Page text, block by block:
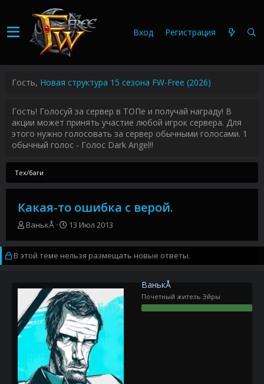
Вход Регистрация
Гость, Новая структура 15 сезона FW-Free (2026)
Гость! Голосуй за сервер в ТОПе и получай награду! В
акции может принять участие любой игрок сервера. Для
этого нужно голосовать за сервер обычными голосами. 1
обычный голос - Голос Dark Angel!!
Тех/баги
Какая-то ошибка с верой.
А
т
о
р
е
ы
ВанькÅ
Д
т
а
н
ч
а
л
а
13 Июл 2013
В этой теме нельзя размещать новые ответы.
ВанькÅ
Почетный житель Эйры